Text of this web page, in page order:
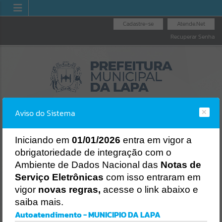
Atende.Net
Cadastre-se
Recuperar Senha
OUVIDORIA GERAL
DO MUNICÍPIO
LICITAÇÕES NOTA FISCAL
ELETRÔNICA
Aviso do Sistema
Iniciando em 01/01/2026 entra em vigor a
obrigatoriedade de integração com o
Ambiente de Dados Nacional das Notas de
Serviço Eletrônicas com isso entraram em
vigor novas regras, acesse o link abaixo e
saiba mais.
Autoatendimento - MUNICIPIO DA LAPA
Erro
Gerenciamento do Sistema
Ocorreu um erro de script: